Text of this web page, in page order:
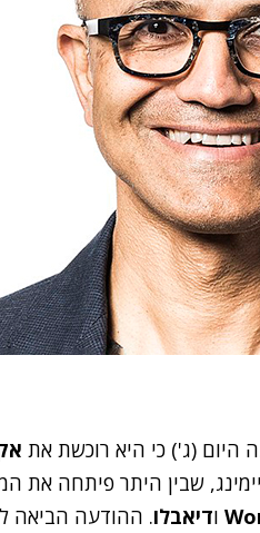
היום (ג') כי היא רוכשת את
ודיאבלו